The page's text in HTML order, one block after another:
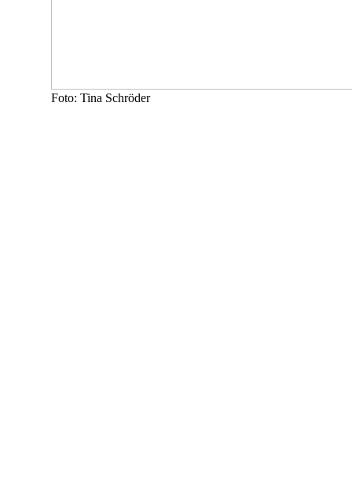
Foto: Tina Schröder